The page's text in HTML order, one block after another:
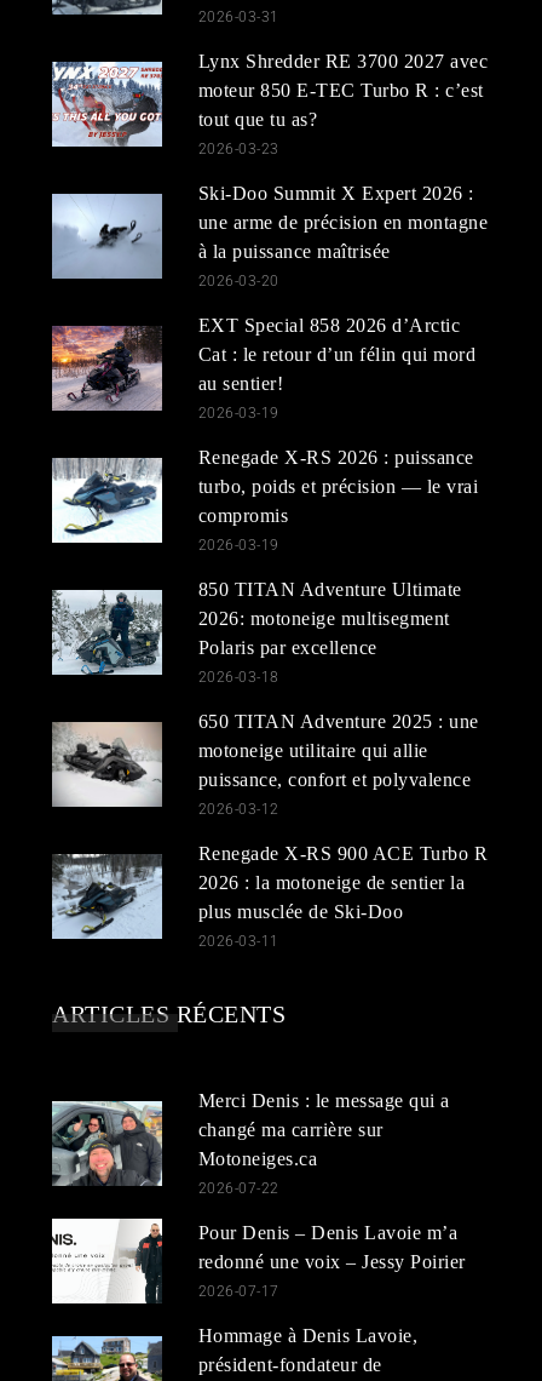
2026-03-31
Lynx Shredder RE 3700 2027 avec
moteur 850 E-TEC Turbo R : c’est
tout que tu as?
2026-03-23
Ski-Doo Summit X Expert 2026 :
une arme de précision en montagne
à la puissance maîtrisée
2026-03-20
EXT Special 858 2026 d’Arctic
Cat : le retour d’un félin qui mord
au sentier!
2026-03-19
Renegade X-RS 2026 : puissance
turbo, poids et précision — le vrai
compromis
2026-03-19
850 TITAN Adventure Ultimate
2026: motoneige multisegment
Polaris par excellence
2026-03-18
650 TITAN Adventure 2025 : une
motoneige utilitaire qui allie
puissance, confort et polyvalence
2026-03-12
Renegade X-RS 900 ACE Turbo R
2026 : la motoneige de sentier la
plus musclée de Ski-Doo
2026-03-11
ARTICLES RÉCENTS
Merci Denis : le message qui a
changé ma carrière sur
Motoneiges.ca
2026-07-22
Pour Denis – Denis Lavoie m’a
redonné une voix – Jessy Poirier
2026-07-17
Hommage à Denis Lavoie,
président-fondateur de